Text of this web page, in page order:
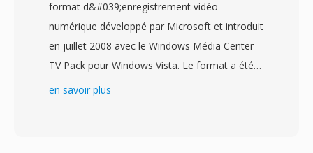
format d&#039;enregistrement vidéo
numérique développé par Microsoft et introduit
en juillet 2008 avec le Windows Média Center
TV Pack pour Windows Vista. Le format a été
conçu pour remplacer l&#039;ancien format
en savoir plus